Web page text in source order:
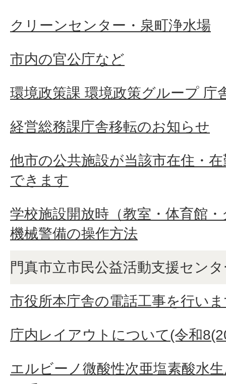
クリーンセンター・泉町浄水場
市内の官公庁など
環境政策課 環境政策グループ 庁
経営総務課庁舎移転のお知らせ
他市の公共施設が当該市在住・
できます
学校施設開放時（教室・体育館
機械警備の操作方法
門真市立市民公益活動支援セン
市役所本庁舎の電話工事を行い
庁内レイアウトについて(令和
エルビーノ微酸性次亜塩素酸水